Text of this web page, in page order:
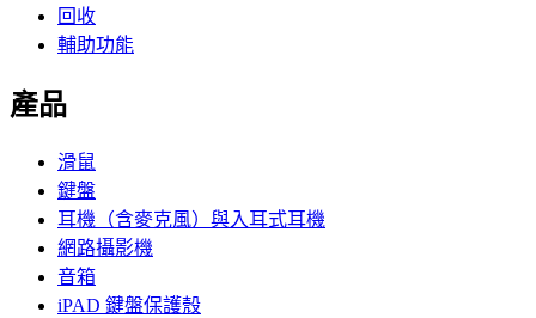
回收
輔助功能
產品
滑鼠
鍵盤
耳機（含麥克風）與入耳式耳機
網路攝影機
音箱
iPAD 鍵盤保護殼